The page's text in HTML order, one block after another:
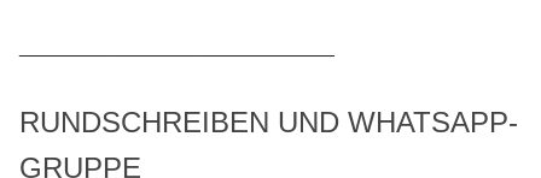
RUNDSCHREIBEN UND WHATSAPP-
GRUPPE